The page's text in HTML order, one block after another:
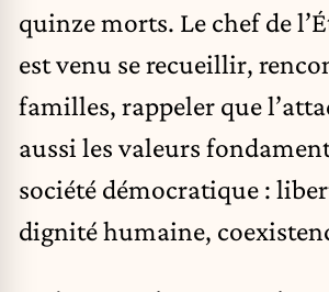
quinze morts. Le chef de
est venu se recueillir,
familles, rappeler que
aussi les valeurs
société démocratique :
dignité humaine,